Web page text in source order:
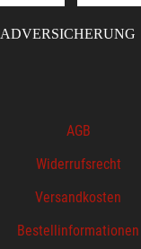
AGB
Widerrufsrecht
Versandkosten
Bestellinformationen